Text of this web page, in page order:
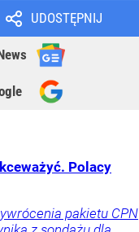
UDOSTĘPNIJ
Polacy
pakietu CPN